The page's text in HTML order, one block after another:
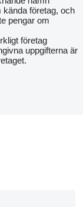
kända företag, och
pengar om
företag
uppgifterna är